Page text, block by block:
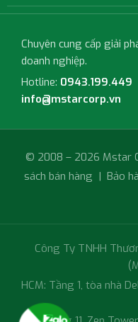
Chuyên cung cấp giải
doanh nghiệp.
Hotline: 0943.199.449
info@mstarcorp.vn
© 2008 – 2026 Mstar
sách bán hàng | Bảo
Công Ty TNHH
HCM: Tầng 1, tòa nhà